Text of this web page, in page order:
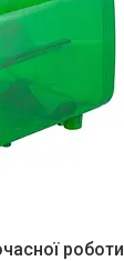
роботи